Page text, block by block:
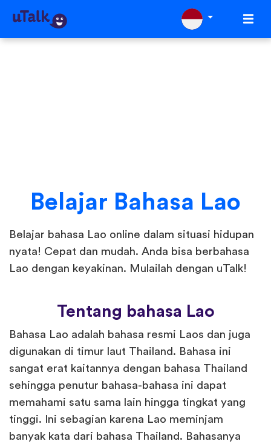
Belajar Bahasa Lao
Belajar bahasa Lao online dalam situasi hidupan
nyata! Cepat dan mudah. Anda bisa berbahasa
Lao dengan keyakinan. Mulailah dengan uTalk!
Tentang bahasa Lao
Bahasa Lao adalah bahasa resmi Laos dan juga
digunakan di timur laut Thailand. Bahasa ini
sangat erat kaitannya dengan bahasa Thailand
sehingga penutur bahasa-bahasa ini dapat
memahami satu sama lain hingga tingkat yang
tinggi. Ini sebagian karena Lao meminjam
banyak kata dari bahasa Thailand. Bahasanya